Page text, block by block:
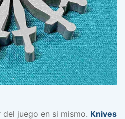
del juego en si mismo. Knives